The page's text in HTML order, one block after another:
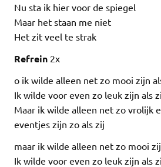
Nu sta ik hier voor de spiegel
Maar het staan me niet
Het zit veel te strak
Refrein 2x
o ik wilde alleen net zo mooi zijn
Ik wilde voor even zo leuk zijn als
Maar ik wilde alleen net zo vrolijk
eventjes zijn zo als zij
maar ik wilde alleen net zo mooi
Ik wilde voor even zo leuk zijn als